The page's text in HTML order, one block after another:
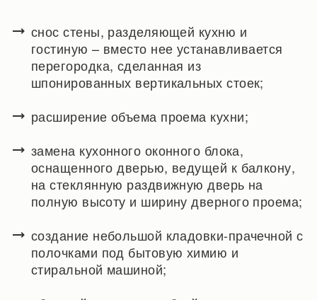
снос стены, разделяющей кухню и
гостиную – вместо нее устанавливается
перегородка, сделанная из
шпонированных вертикальных стоек;
расширение объема проема кухни;
замена кухонного оконного блока,
оснащенного дверью, ведущей к балкону,
на стеклянную раздвижную дверь на
полную высоту и ширину дверного проема;
создание небольшой кладовки-прачечной с
полочками под бытовую химию и
стиральной машиной;